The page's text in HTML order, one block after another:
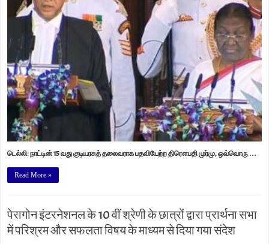
டெல்லி: நாட்டின் 15 வது குடியரசுத் தலைவராக பதவியேற்ற திரௌபதி முர்மு, ஒவ்வொரு …
Read More »
पेरागोन इंटरनेशनल के 10 वीं श्रेणी के छात्रों द्वारा प्रार्थना सभा
में परिश्रम और सफलता विषय के माध्यम से दिया गया संदेश